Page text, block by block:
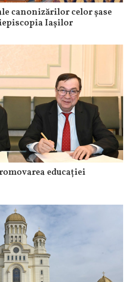
canonizărilor celor șase
Iașilor
educației